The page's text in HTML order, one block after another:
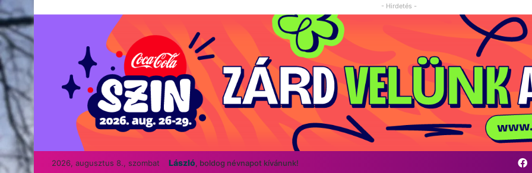
- Hirdetés -
2026, augusztus 8., szombat László, boldog névnapot kívánunk!